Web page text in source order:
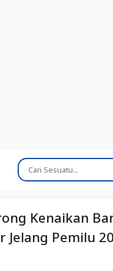
Kenaikan
Jelang Pemilu